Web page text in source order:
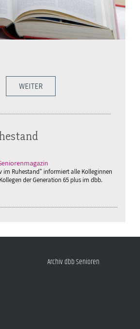
WEITER
im Ruhestand" informiert alle Kolleginnen
der Generation 65 plus im dbb.
Archiv dbb Senioren